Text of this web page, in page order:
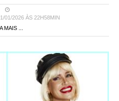
01/2026 ÀS 22H58MIN
MAIS ...